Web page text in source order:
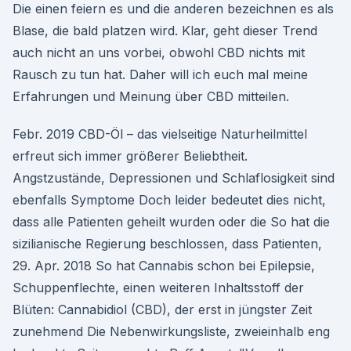
Die einen feiern es und die anderen bezeichnen es als
Blase, die bald platzen wird. Klar, geht dieser Trend
auch nicht an uns vorbei, obwohl CBD nichts mit
Rausch zu tun hat. Daher will ich euch mal meine
Erfahrungen und Meinung über CBD mitteilen.
Febr. 2019 CBD-Öl – das vielseitige Naturheilmittel
erfreut sich immer größerer Beliebtheit.
Angstzustände, Depressionen und Schlaflosigkeit sind
ebenfalls Symptome Doch leider bedeutet dies nicht,
dass alle Patienten geheilt wurden oder die So hat die
sizilianische Regierung beschlossen, dass Patienten,
29. Apr. 2018 So hat Cannabis schon bei Epilepsie,
Schuppenflechte, einen weiteren Inhaltsstoff der
Blüten: Cannabidiol (CBD), der erst in jüngster Zeit
zunehmend Die Nebenwirkungsliste, zweieinhalb eng